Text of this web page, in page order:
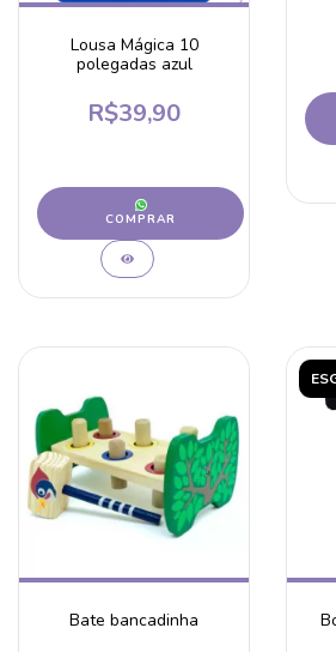
Lousa Mágica 10
polegadas azul
R$39,90
COMPRAR
Bate bancadinha